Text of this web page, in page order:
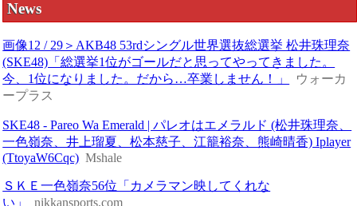
News
画像12 / 29＞AKB48 53rdシングル世界選抜総選挙 松井珠理奈
(SKE48)「総選挙1位がゴールだと思ってやってきました。
今、1位になりました。だから…卒業しません！」
ウォーカ
ープラス
SKE48 - Pareo Wa Emerald | パレオはエメラルド (松井珠理奈、
一色嶺奈、井上瑠夏、松本慈子、江籠裕奈、熊崎晴香) Iplayer
(TtoyaW6Cqc) Mshale
ＳＫＥ一色嶺奈56位「カメラマン映してくれな
い」
nikkansports.com